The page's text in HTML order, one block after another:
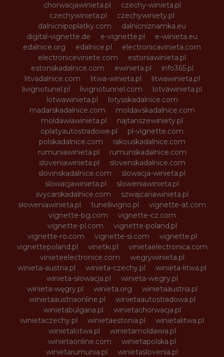
chorwacjawinieta.pl
czechy-winieta.pl
czechywinieta.pl
czechywiniety.pl
dalnicnipoplatky.com
dalnicniznamka.eu
digital-vignette.de
e-vignette.pl
e-winieta.eu
edalnice.org
edalnice.pl
electronicavinieta.com
electroniceviniete.com
estoniawinieta.pl
estonskadalnice.com
ewinieta.pl
info365.pl
litvadalnice.com
litwa-winieta.pl
litwawinieta.pl
livignotunel.pl
livignotunnel.com
lotvawinieta.pl
lotwawinieta.pl
lotysskadalnice.com
madarskadalnice.com
moldavskadalnice.com
moldawiawinieta.pl
najtanszewiniety.pl
oplatyautostradowe.pl
pl-vignette.com
polskadalnice.com
rakouskadalnice.com
rumuniawinieta.pl
rumunskadalnice.com
sloveniawinieta.pl
slovenskadalnice.com
slovinskadalnice.com
slowacja-winieta.pl
slowacjawinieta.pl
sloweniawinieta.pl
svycarskadalnice.com
szwajcariawinieta.pl
słoweniawinieta.pl
tunellivigno.pl
vignette-at.com
vignette-bg.com
vignette-cz.com
vignette-pl.com
vignette-poland.pl
vignette-ro.com
vignette-si.com
vignette.pl
vignettepoland.pl
vinetki.pl
vinietaelectronica.com
vinieteelectronice.com
wegrywinieta.pl
winieta-austria.pl
winieta-czechy.pl
winieta-litwa.pl
winieta-słowacja.pl
winieta-wegry.pl
winieta-węgry.pl
winieta.org
winietaaustria.pl
winietaaustriaonline.pl
winietaautostradowa.pl
winietabulgaria.pl
winietachorwacja.pl
winietaczechy.pl
winietaestonia.pl
winietalitwa.pl
winietalotwa.pl
winietamoldawia.pl
winietaonline.com
winietapolska.pl
winietarumunia.pl
winietaslovenia.pl